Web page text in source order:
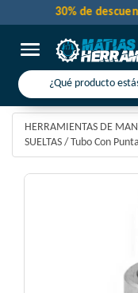
Toggle navigation
30% de
HERRAMIENTAS DE
SUELTAS / Tubo Con